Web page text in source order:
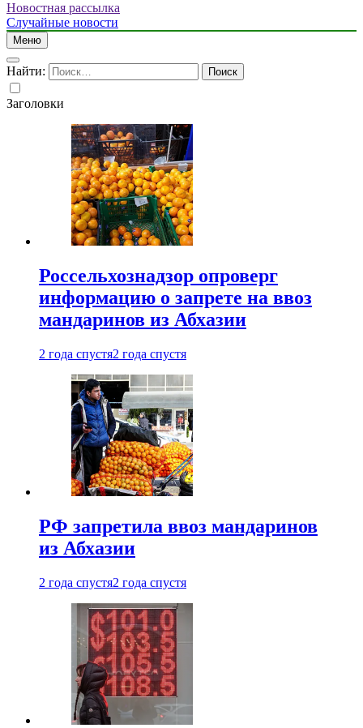
Новостная рассылка
Случайные новости
Меню
Найти:
Заголовки
Россельхознадзор опроверг
информацию о запрете на ввоз
мандаринов из Абхазии
2 года спустя2 года спустя
РФ запретила ввоз мандаринов
из Абхазии
2 года спустя2 года спустя